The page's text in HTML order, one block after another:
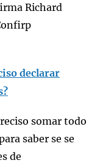
Richard
declarar
somar todo
saber se se
de